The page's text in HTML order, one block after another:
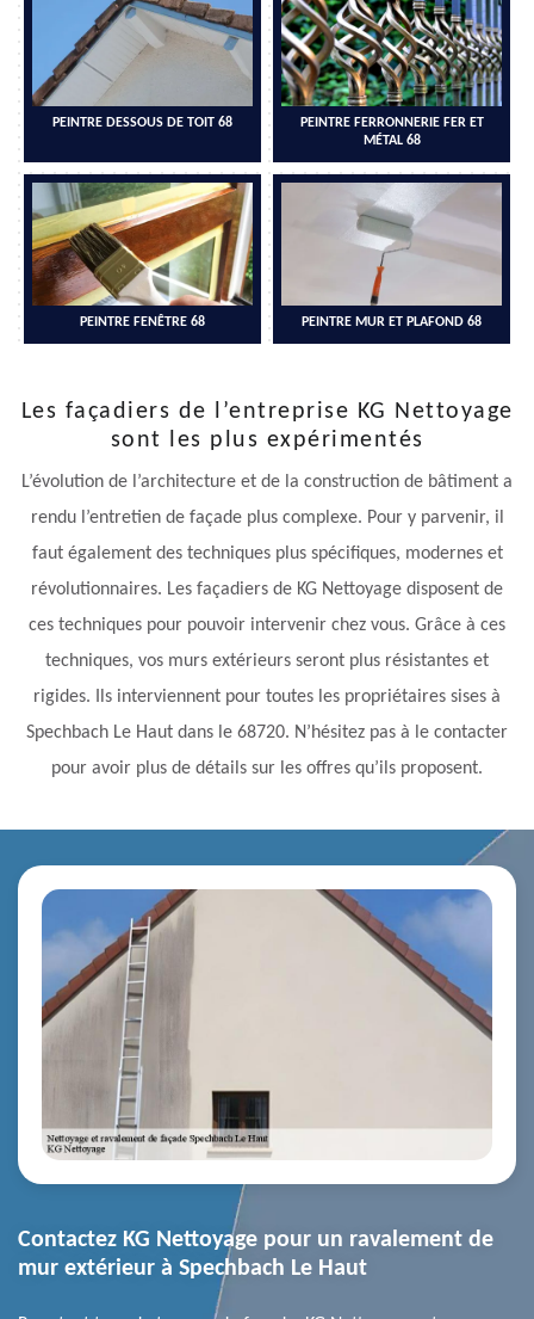
PEINTRE DESSOUS DE TOIT 68
PEINTRE FERRONNERIE FER ET
MÉTAL 68
PEINTRE FENÊTRE 68 PEINTRE MUR ET PLAFOND 68
Les façadiers de l’entreprise KG Nettoyage
sont les plus expérimentés
L’évolution de l’architecture et de la construction de bâtiment a
rendu l’entretien de façade plus complexe. Pour y parvenir, il
faut également des techniques plus spécifiques, modernes et
révolutionnaires. Les façadiers de KG Nettoyage disposent de
ces techniques pour pouvoir intervenir chez vous. Grâce à ces
techniques, vos murs extérieurs seront plus résistantes et
rigides. Ils interviennent pour toutes les propriétaires sises à
Spechbach Le Haut dans le 68720. N’hésitez pas à le contacter
pour avoir plus de détails sur les offres qu’ils proposent.
Contactez KG Nettoyage pour un ravalement de
mur extérieur à Spechbach Le Haut